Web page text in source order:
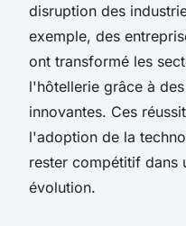
disruption des
exemple, des
ont transformé les
l'hôtellerie grâce à
innovantes. Ces
l'adoption de la
rester compétitif dans
évolution.